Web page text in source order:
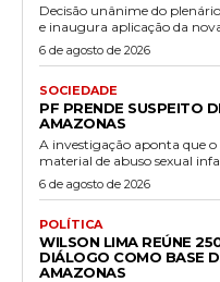
Decisão unânime do
e inaugura aplicação da
6 de agosto de 2026
SOCIEDADE
PF PRENDE SUSPEITO
AMAZONAS
A investigação aponta que
material de abuso sexual
6 de agosto de 2026
POLÍTICA
WILSON LIMA REÚNE
DIÁLOGO COMO BASE
AMAZONAS